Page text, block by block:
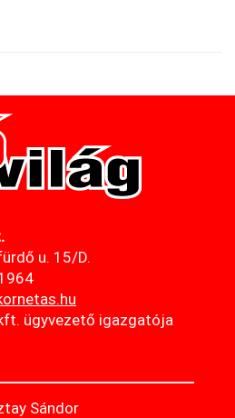
u. 15/D.
.hu
ügyvezető igazgatója
Sándor